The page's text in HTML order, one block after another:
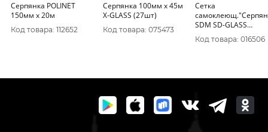
Серпянка POLINET
150мм х 20м
Код товара: 112652
Серпянка 100мм х 45м
X-GLASS (27шт)
Код товара: 075473
Сетка
SDM SD-GLASS
150ммх20м для
внутр.работ 0201
Код товара: 016506